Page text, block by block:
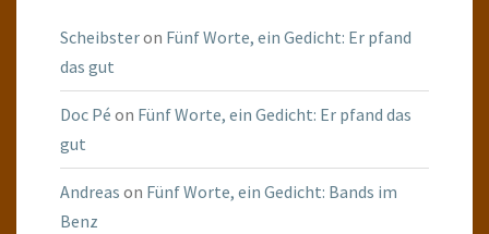
Scheibsteron Fünf Worte, ein Gedicht: Er pfand
das gut
Doc Pé on Fünf Worte, ein Gedicht: Er pfand das
gut
Andreas on Fünf Worte, ein Gedicht: Bands im
Benz